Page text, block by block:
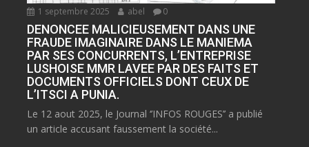
1 septembre 2025 abel 0
DENONCEE MALICIEUSEMENT DANS UNE
FRAUDE IMAGINAIRE DANS LE MANIEMA
PAR SES CONCURRENTS, L’ENTREPRISE
LUSHOISE MMR LAVEE PAR DES FAITS ET
DOCUMENTS OFFICIELS DONT CEUX DE
L’ITSCI A PUNIA.
Le 12 aout 2025, le Journal ‘’INFOS ROUGES’’ a publié
un article accusant faussement la société...